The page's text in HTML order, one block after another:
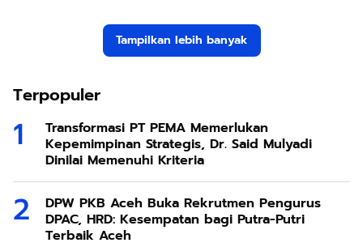
Tampilkan lebih banyak
Terpopuler
Transformasi PT PEMA Memerlukan
Kepemimpinan Strategis, Dr. Said Mulyadi
Dinilai Memenuhi Kriteria
DPW PKB Aceh Buka Rekrutmen Pengurus
DPAC, HRD: Kesempatan bagi Putra-Putri
Terbaik Aceh